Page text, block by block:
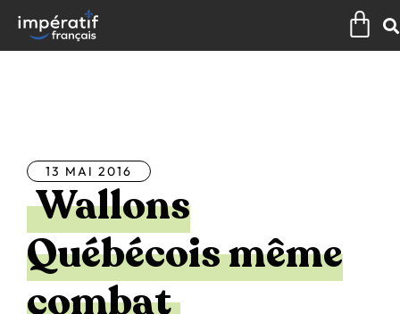
contenu
13 MAI 2016
Wallons
Québécois même
combat